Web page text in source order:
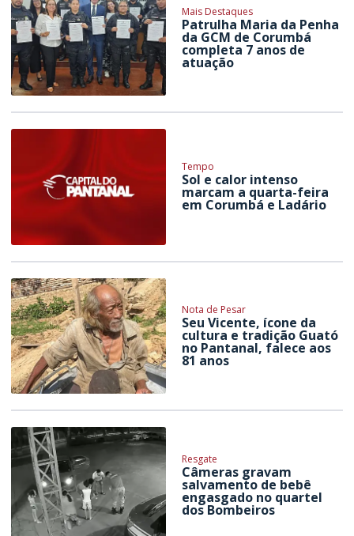
Mais Destaques
Patrulha Maria da Penha
da GCM de Corumbá
completa 7 anos de
atuação
Tempo
Sol e calor intenso
marcam a quarta-feira
em Corumbá e Ladário
Nota de Pesar
Seu Vicente, ícone da
cultura e tradição Guató
no Pantanal, falece aos
81 anos
Resgate
Câmeras gravam
salvamento de bebê
engasgado no quartel
dos Bombeiros